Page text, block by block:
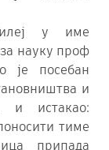
у име
науку проф
је посебан
и
и истакао:
тиме
припада